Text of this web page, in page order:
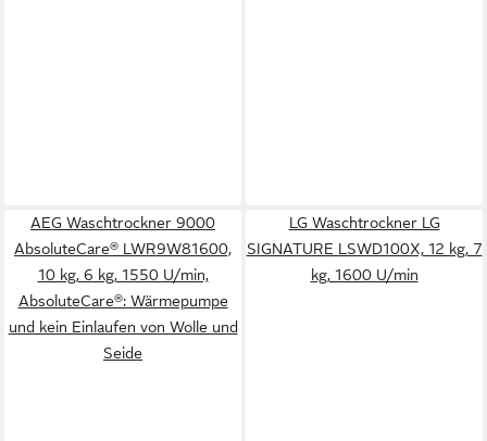
AEG Waschtrockner 9000
AbsoluteCare® LWR9W81600,
10 kg, 6 kg, 1550 U/min,
AbsoluteCare®: Wärmepumpe
und kein Einlaufen von Wolle und
Seide
LG Waschtrockner LG
SIGNATURE LSWD100X, 12 kg, 7
kg, 1600 U/min